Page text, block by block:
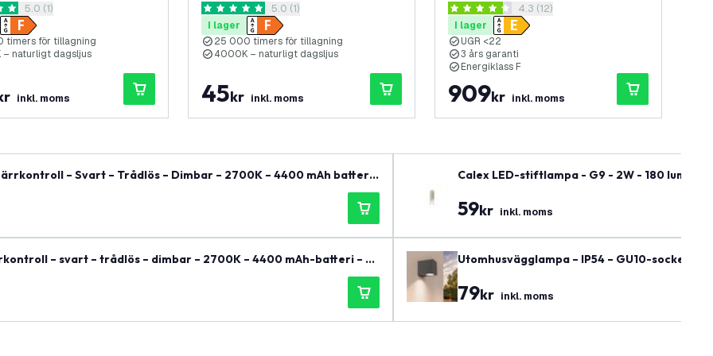
öppna recensionspanel
5.0 (1)
timers för tillagning
naturligt dagsljus
inkl. moms
öppna recensionspanel
5 stjärnbetyg 5.0 (1)
I lager
25 000 timers för tillagning
4000K – naturligt dagsljus
45kr inkl. moms
UGR <22 - 3 års garanti
öppna recensionspanel
4.3 stjärnbetyg4.3 (12)
I lager
UGR <22
3 års garanti
Energiklass F
909kr inkl. moms
– Svart – Trådlös – Dimbar – 2700K – 4400 mAh batteri
– svart – trådlös – dimbar – 2700K – 4400 mAh-batteri – fö
Calex LED-stiftlampa - G9 - 2W - 180 lumen
59kr inkl. moms
Utomhusvägglampa – IP54 – GU10-sockel –
79kr inkl. moms